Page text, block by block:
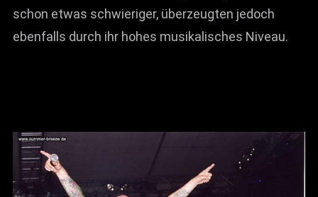
schon etwas schwieriger, überzeugten jedoch
ebenfalls durch ihr hohes musikalisches Niveau.